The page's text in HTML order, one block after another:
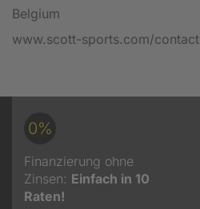
Belgium
www.scott-sports.com/contact
0%
Finanzierung ohne
Zinsen: Einfach in 10
Raten!